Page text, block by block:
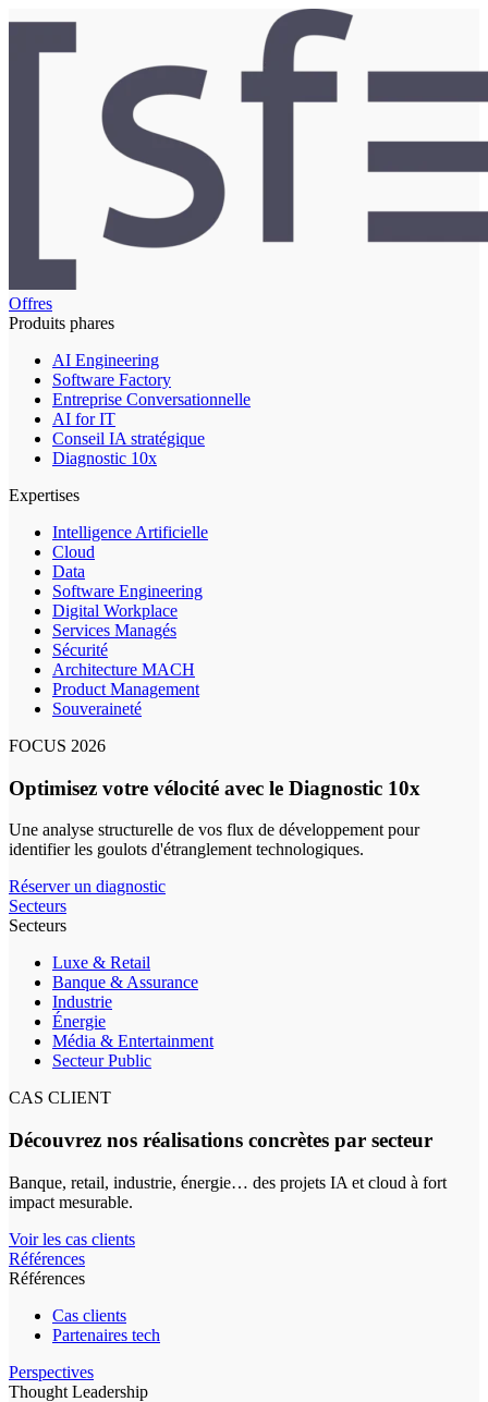
Offres
Produits phares
AI Engineering
Software Factory
Entreprise Conversationnelle
AI for IT
Conseil IA stratégique
Diagnostic 10x
Expertises
Intelligence Artificielle
Cloud
Data
Software Engineering
Digital Workplace
Services Managés
Sécurité
Architecture MACH
Product Management
Souveraineté
FOCUS 2026
Optimisez votre vélocité avec le Diagnostic 10x
Une analyse structurelle de vos flux de développement pour
identifier les goulots d'étranglement technologiques.
Réserver un diagnostic
Secteurs
Secteurs
Luxe & Retail
Banque & Assurance
Industrie
Énergie
Média & Entertainment
Secteur Public
CAS CLIENT
Découvrez nos réalisations concrètes par secteur
Banque, retail, industrie, énergie… des projets IA et cloud à fort
impact mesurable.
Voir les cas clients
Références
Références
Cas clients
Partenaires tech
Perspectives
Thought Leadership